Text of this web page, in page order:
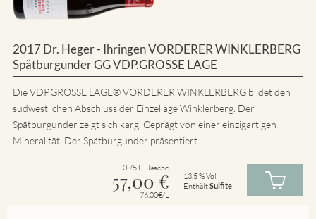
2017 Dr. Heger - Ihringen VORDERER WINKLERBERG
Spätburgunder GG VDP.GROSSE LAGE
Die VDP.GROSSE LAGE® VORDERER WINKLERBERG bildet den
südwestlichen Abschluss der Einzellage Winklerberg. Der
Spätburgunder zeigt sich karg. Geprägt von einer einzigartigen
Mineralität. Der Spätburgunder präsentiert...
0.75 L Flasche
57,00 €
76.00€/L
13.5 % Vol
EnthältSulfite